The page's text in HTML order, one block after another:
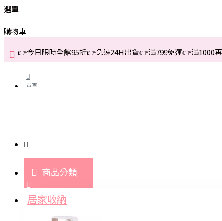
選單
購物車
👉今日限時全館95折👉急速24H出貨👉滿799免運👉滿1000
首頁
商品分類
居家收納
登入